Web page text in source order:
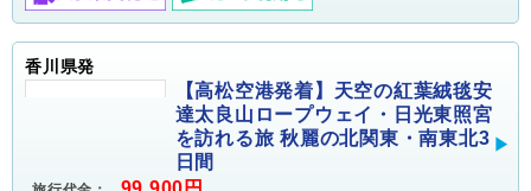
香川県発
【高松空港発着】天空の紅葉絨毯安
達太良山ロープウェイ・日光東照宮
を訪れる旅 秋麗の北関東・南東北3
日間